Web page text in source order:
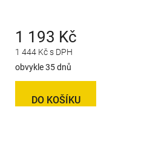
1 444 Kč s DPH
1 193 Kč
obvykle 35 dnů
DO KOŠÍKU